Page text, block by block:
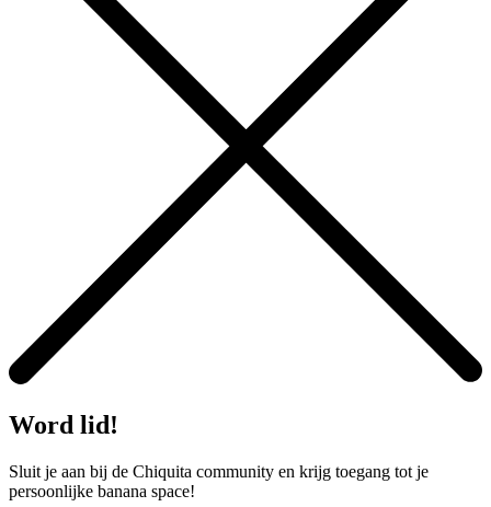
Word lid!
Sluit je aan bij de Chiquita community en krijg toegang tot je
persoonlijke banana space!